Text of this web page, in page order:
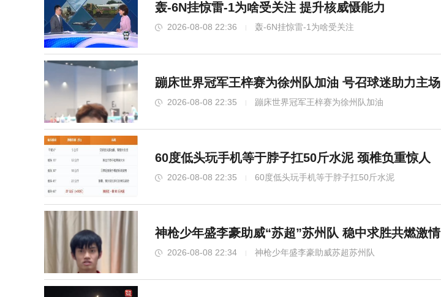
轰-6N挂惊雷-1为啥受关注 提升核威慑能力
2026-08-08 22:36 轰-6N挂惊雷-1为啥受关注
蹦床世界冠军王梓赛为徐州队加油 号召球迷助力主场
2026-08-08 22:35 蹦床世界冠军王梓赛为徐州队加油
60度低头玩手机等于脖子扛50斤水泥 颈椎负重惊人
2026-08-08 22:35 60度低头玩手机等于脖子扛50斤水泥
神枪少年盛李豪助威“苏超”苏州队 稳中求胜共燃激情
2026-08-08 22:34 神枪少年盛李豪助威苏超苏州队